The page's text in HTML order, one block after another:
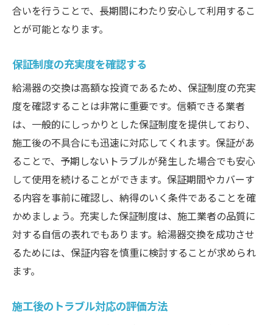
合いを行うことで、長期間にわたり安心して利用するこ
とが可能となります。
保証制度の充実度を確認する
給湯器の交換は高額な投資であるため、保証制度の充実
度を確認することは非常に重要です。信頼できる業者
は、一般的にしっかりとした保証制度を提供しており、
施工後の不具合にも迅速に対応してくれます。保証があ
ることで、予期しないトラブルが発生した場合でも安心
して使用を続けることができます。保証期間やカバーす
る内容を事前に確認し、納得のいく条件であることを確
かめましょう。充実した保証制度は、施工業者の品質に
対する自信の表れでもあります。給湯器交換を成功させ
るためには、保証内容を慎重に検討することが求められ
ます。
施工後のトラブル対応の評価方法